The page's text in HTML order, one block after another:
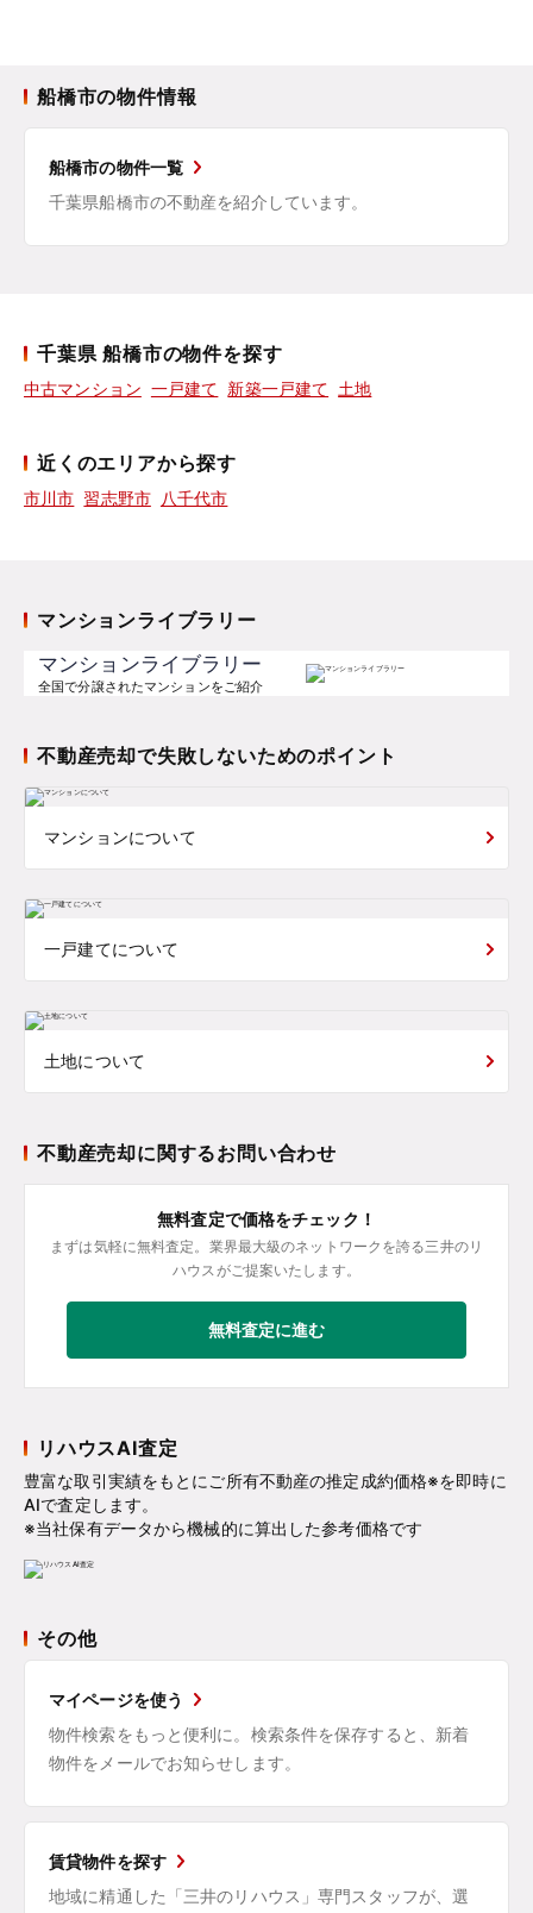
船橋市の物件情報
船橋市の物件一覧
千葉県船橋市の不動産を紹介しています。
千葉県 船橋市の物件を探す
中古マンション 一戸建て 新築一戸建て 土地
近くのエリアから探す
市川市 習志野市 八千代市
マンションライブラリー
マンションライブラリー
全国で分譲されたマンションをご紹介
不動産売却で失敗しないためのポイント
マンションについて
一戸建てについて
土地について
不動産売却に関するお問い合わせ
無料査定で価格をチェック！
まずは気軽に無料査定。業界最大級のネットワークを誇る三井のリ
ハウスがご提案いたします。
無料査定に進む
リハウスAI査定
豊富な取引実績をもとにご所有不動産の推定成約価格※を即時に
AIで査定します。
※当社保有データから機械的に算出した参考価格です
その他
マイページを使う
物件検索をもっと便利に。検索条件を保存すると、新着
物件をメールでお知らせします。
賃貸物件を探す
地域に精通した「三井のリハウス」専門スタッフが、選